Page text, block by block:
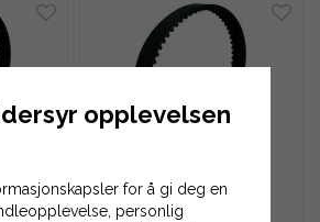
opplevelsen
for å gi deg en
personlig